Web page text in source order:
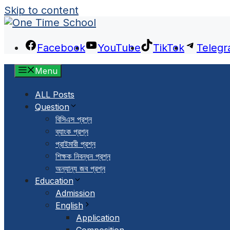
Skip to content
Facebook YouTube TikTok
Menu
ALL Posts
Question
বিসিএস প্রশ্ন
ব্যাংক প্রশ্ন
প্রাইমারী প্রশ্ন
শিক্ষক নিবন্ধন প্রশ্ন
অন্যান্য জব প্রশ্ন
Education
Admission
English
Application